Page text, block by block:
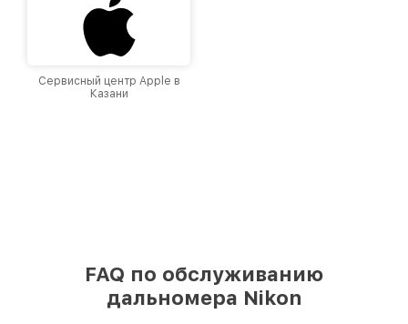
Сервисный центр Apple в
Казани
FAQ по обслуживанию
дальномера Nikon